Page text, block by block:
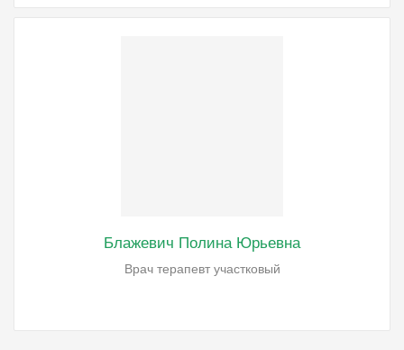
Блажевич Полина Юрьевна
Врач терапевт участковый